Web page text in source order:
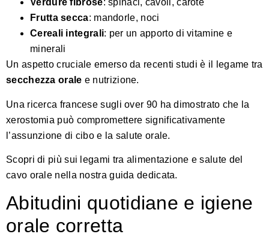
Verdure fibrose: spinaci, cavoli, carote
Frutta secca: mandorle, noci
Cereali integrali: per un apporto di vitamine e
minerali
Un aspetto cruciale emerso da recenti studi è il legame tra
secchezza orale e nutrizione.
Una ricerca francese sugli over 90 ha dimostrato che la
xerostomia può compromettere significativamente
l’assunzione di cibo e la salute orale.
Scopri di più sui legami tra alimentazione e salute del
cavo orale nella nostra guida dedicata.
Abitudini quotidiane e igiene
orale corretta